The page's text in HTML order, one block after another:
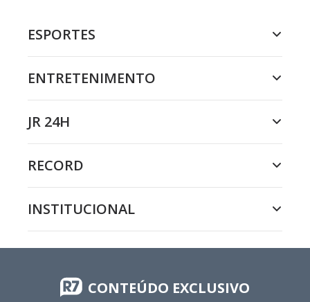
ESPORTES
ENTRETENIMENTO
JR 24H
RECORD
INSTITUCIONAL
CONTEÚDO EXCLUSIVO